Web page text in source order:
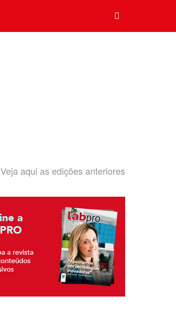
Veja aqui as edições anteriores